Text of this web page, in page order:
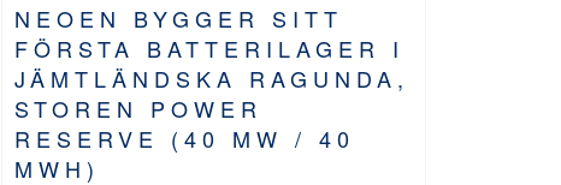
NEOEN BYGGER SITT
FÖRSTA BATTERILAGER I
JÄMTLÄNDSKA RAGUNDA,
STOREN POWER
RESERVE (40 MW / 40
MWH)